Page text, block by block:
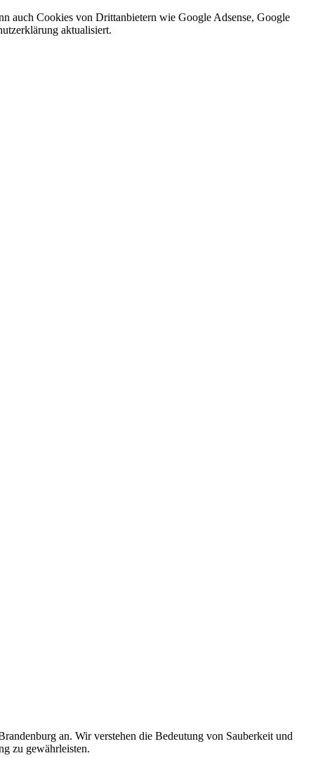
auch Cookies von Drittanbietern wie Google Adsense, Google
aktualisiert.
an. Wir verstehen die Bedeutung von Sauberkeit und
zu gewährleisten.